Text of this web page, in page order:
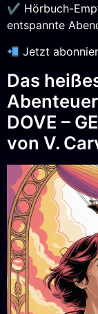
✔ Hörbuch-
entspannte
Jetzt
Das
DOVE –
von V.